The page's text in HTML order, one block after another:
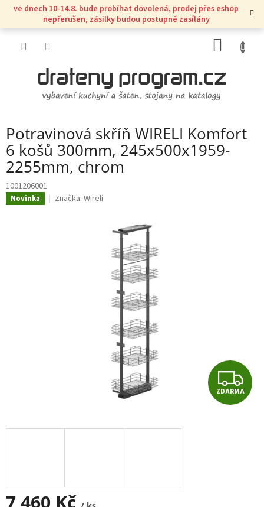
Přejít
obsah
ve dnech 10-14.8. bude probíhat dovolená, prodej přes eshop
nepřerušen, zásilky budou postupně zasílány
KOŠÍK
Potravinová skříň WIRELI Komfort
6 košů 300mm, 245x500x1959-
2255mm, chrom
1001206001
Novinka Značka: Wireli
Z
D
ZDARMA
7 460 Kč